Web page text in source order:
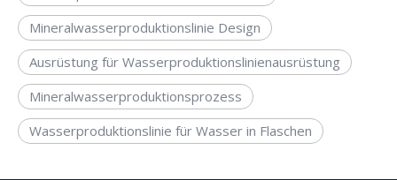
Mineralwasserproduktionslinie Design
Ausrüstung für Wasserproduktionslinienausrüstung
Mineralwasserproduktionsprozess
Wasserproduktionslinie für Wasser in Flaschen